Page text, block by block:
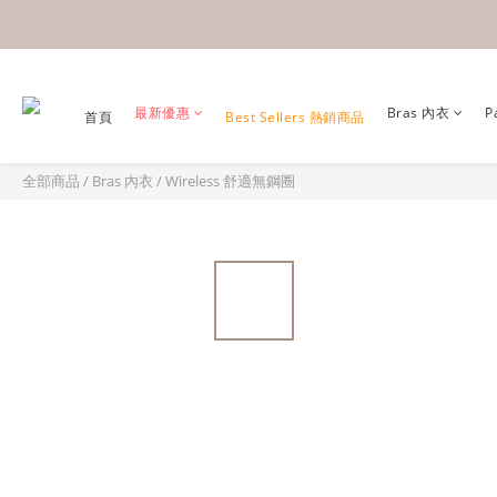
首頁 最新優惠 Best Sellers 熱銷商品 Bras 內衣
全部商品 / Bras 內衣 /Wireless 舒適無鋼圈